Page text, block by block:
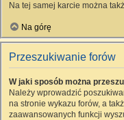
Na tej samej karcie można
Na górę
Przeszukiwanie forów
W jaki sposób można
Należy wprowadzić
na stronie wykazu forów, a
zaawansowanych funkcji